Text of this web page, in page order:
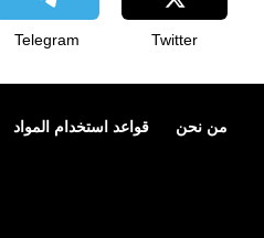
Twitter
Telegram
من نحن قواعد استخدام المواد